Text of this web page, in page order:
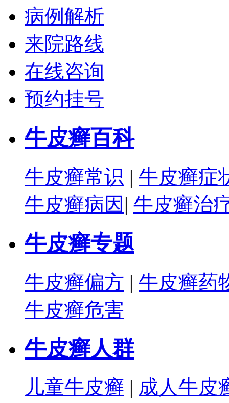
病例解析
来院路线
在线咨询
预约挂号
牛皮癣百科
牛皮癣常识 | 牛皮癣症
牛皮癣病因 | 牛皮癣治
牛皮癣专题
牛皮癣偏方 | 牛皮癣药
牛皮癣危害
牛皮癣人群
儿童牛皮癣 | 成人牛皮